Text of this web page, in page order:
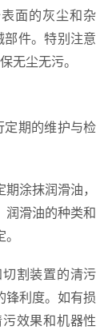
面的灰尘和杂
件。特别注意
无尘无污。
期的维护与检
涂抹润滑油，
润滑油的种类和
割装置的清污
锋利度。如有损
效果和机器性